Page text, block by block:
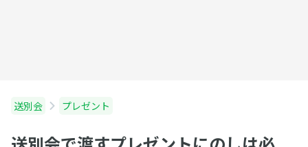
送別会 プレゼント